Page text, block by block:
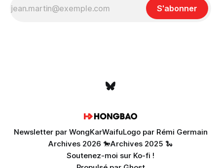
S'abonner
Newsletter par WongKarWaifuLogo par Rémi Germain
Archives 2026 🐎Archives 2025 🐍
Soutenez-moi sur Ko-fi !